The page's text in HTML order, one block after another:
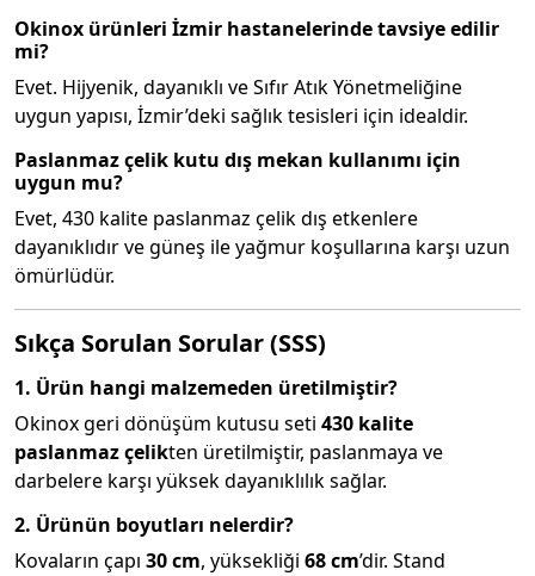
Okinox ürünleri İzmir hastanelerinde tavsiye edilir
mi?
Evet. Hijyenik, dayanıklı ve Sıfır Atık Yönetmeliğine
uygun yapısı, İzmir’deki sağlık tesisleri için idealdir.
Paslanmaz çelik kutu dış mekan kullanımı için
uygun mu?
Evet, 430 kalite paslanmaz çelik dış etkenlere
dayanıklıdır ve güneş ile yağmur koşullarına karşı uzun
ömürlüdür.
Sıkça Sorulan Sorular (SSS)
1. Ürün hangi malzemeden üretilmiştir?
Okinox geri dönüşüm kutusu seti 430 kalite
paslanmaz çelikten üretilmiştir, paslanmaya ve
darbelere karşı yüksek dayanıklılık sağlar.
2. Ürünün boyutları nelerdir?
Kovaların çapı 30 cm, yüksekliği 68 cm’dir. Stand